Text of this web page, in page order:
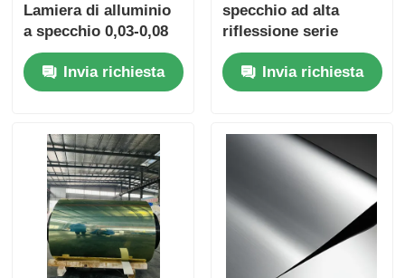
Lamiera di alluminio
a specchio 0,03-0,08
mm Altamente
riflettente Lucidato a
specchio Leggero
del 70% per riflettori
di illuminazione,
rivestimenti per
ascensori, pannelli
decorativi
Invia richiesta
specchio ad alta
riflessione serie
A1000 A3003 per il
nucleo della porta del
disco galleggiante
ferroviario
Invia richiesta